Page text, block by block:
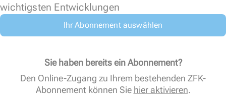
wichtigsten Entwicklungen
Ihr Abonnement auswählen
Sie haben bereits ein Abonnement?
Den Online-Zugang zu Ihrem bestehenden ZFK-
Abonnement können Sie hier aktivieren.